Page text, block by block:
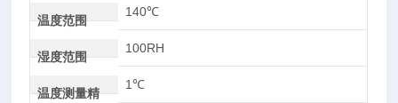
温度范围
140℃
湿度范围
100RH
温度测量精
1℃